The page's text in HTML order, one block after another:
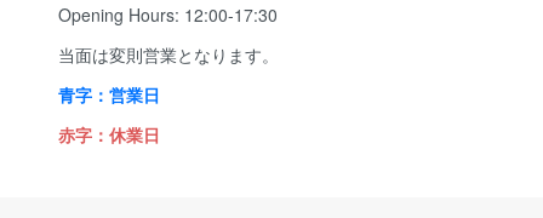
Opening Hours: 12:00-17:30
当面は変則営業となります。
青字：営業日
赤字：休業日